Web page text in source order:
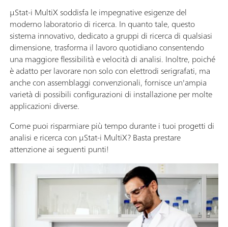
µStat-i MultiX soddisfa le impegnative esigenze del
moderno laboratorio di ricerca. In quanto tale, questo
sistema innovativo, dedicato a gruppi di ricerca di qualsiasi
dimensione, trasforma il lavoro quotidiano consentendo
una maggiore flessibilità e velocità di analisi. Inoltre, poiché
è adatto per lavorare non solo con elettrodi serigrafati, ma
anche con assemblaggi convenzionali, fornisce un'ampia
varietà di possibili configurazioni di installazione per molte
applicazioni diverse.
Come puoi risparmiare più tempo durante i tuoi progetti di
analisi e ricerca con µStat-i MultiX? Basta prestare
attenzione ai seguenti punti!